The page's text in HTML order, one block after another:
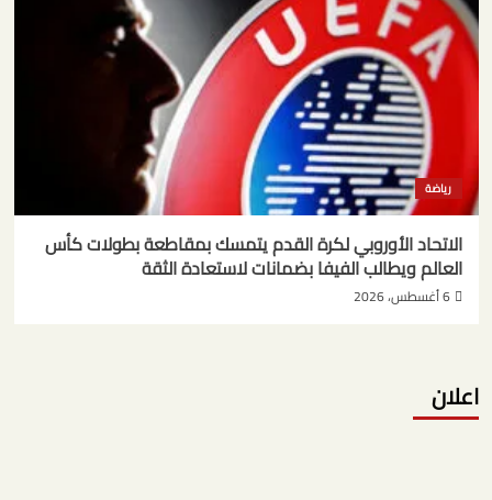
رياضة
الاتحاد الأوروبي لكرة القدم يتمسك بمقاطعة بطولات كأس
العالم ويطالب الفيفا بضمانات لاستعادة الثقة
6 أغسطس، 2026
اعلان